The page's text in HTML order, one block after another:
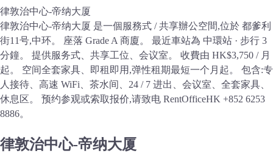
律敦治中心-帝纳大厦
律敦治中心-帝纳大厦 是一個服務式 / 共享辦公空間,位於 都爹利
街11号,中环。 座落 Grade A 商廈。 最近車站為 中環站 · 步行 3
分鐘。 提供服务式、共享工位、会议室。 收費由 HK$3,750 / 月
起。 空间全套家具、即租即用,弹性租期最短一个月起。 包含:专
人接待、高速 WiFi、茶水间、24 / 7 进出、会议室、全套家具、
休息区。 预约参观或索取报价,请致电 RentOfficeHK +852 6253
8886。
律敦治中心-帝纳大厦